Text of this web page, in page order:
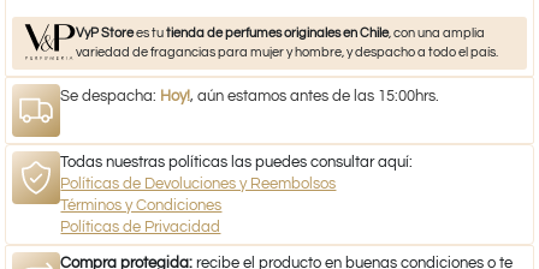
VyP Storees tutienda de perfumes originales en Chile, con una amplia
variedad de fragancias para mujer y hombre, y despacho a todo el país.
Se despacha: Hoy!, aún estamos antes de las 15:00hrs.
Todas nuestras políticas las puedes consultar aquí:
Políticas de Devoluciones y Reembolsos
Términos y Condiciones
Políticas de Privacidad
Compra protegida: recibe el producto en buenas condiciones o te